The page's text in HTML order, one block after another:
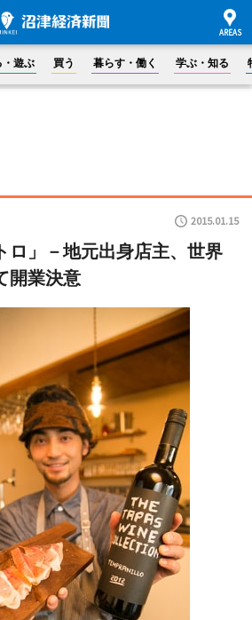
・遊ぶ 買う 暮らす・働く 学ぶ・知る
2015.01.15
ロ」－地元出身店主、世界
開業決意